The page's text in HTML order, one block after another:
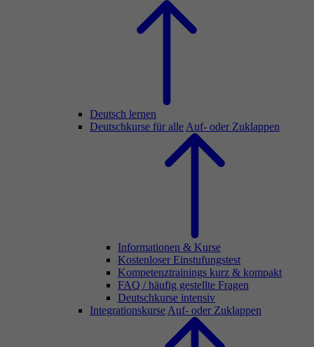
Deutsch lernen
Deutschkurse für alle Auf- oder Zuklappen
Informationen & Kurse
Kostenloser Einstufungstest
Kompetenztrainings kurz & kompakt
FAQ / häufig gestellte Fragen
Deutschkurse intensiv
Integrationskurse Auf- oder Zuklappen